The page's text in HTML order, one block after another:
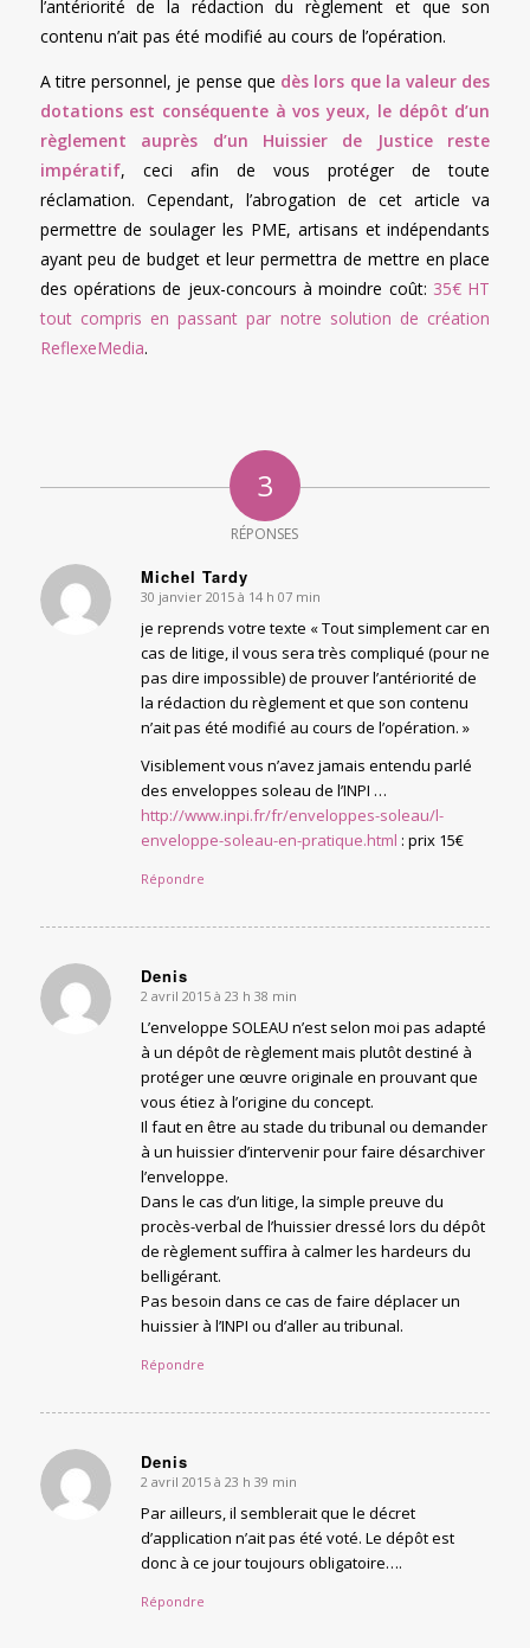
l’antériorité de la rédaction du règlement et que son
contenu n’ait pas été modifié au cours de l’opération.
A titre personnel, je pense que dès lors que la valeur des
dotations est conséquente à vos yeux, le dépôt d’un
règlement auprès d’un Huissier de Justice reste
impératif, ceci afin de vous protéger de toute
réclamation. Cependant, l’abrogation de cet article va
permettre de soulager les PME, artisans et indépendants
ayant peu de budget et leur permettra de mettre en place
des opérations de jeux-concours à moindre coût: 35€ HT
tout compris en passant par notre solution de création
ReflexeMedia.
3
RÉPONSES
Michel Tardy
says:
30 janvier 2015 à 14 h 07 min
je reprends votre texte « Tout simplement car en
cas de litige, il vous sera très compliqué (pour ne
pas dire impossible) de prouver l’antériorité de
la rédaction du règlement et que son contenu
n’ait pas été modifié au cours de l’opération. »
Visiblement vous n’avez jamais entendu parlé
des enveloppes soleau de l’INPI …
http://www.inpi.fr/fr/enveloppes-soleau/l-
enveloppe-soleau-en-pratique.html : prix 15€
Répondre
Denis
says:
2 avril 2015 à 23 h 38 min
L’enveloppe SOLEAU n’est selon moi pas adapté
à un dépôt de règlement mais plutôt destiné à
protéger une œuvre originale en prouvant que
vous étiez à l’origine du concept.
Il faut en être au stade du tribunal ou demander
à un huissier d’intervenir pour faire désarchiver
l’enveloppe.
Dans le cas d’un litige, la simple preuve du
procès-verbal de l’huissier dressé lors du dépôt
de règlement suffira à calmer les hardeurs du
belligérant.
Pas besoin dans ce cas de faire déplacer un
huissier à l’INPI ou d’aller au tribunal.
Répondre
Denis
says:
2 avril 2015 à 23 h 39 min
Par ailleurs, il semblerait que le décret
d’application n’ait pas été voté. Le dépôt est
donc à ce jour toujours obligatoire….
Répondre